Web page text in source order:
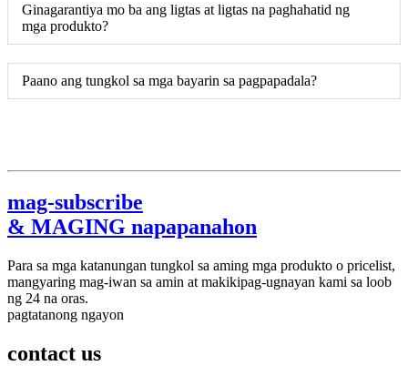
Ginagarantiya mo ba ang ligtas at ligtas na paghahatid ng
mga produkto?
Paano ang tungkol sa mga bayarin sa pagpapadala?
mag-subscribe
& MAGING napapanahon
Para sa mga katanungan tungkol sa aming mga produkto o pricelist,
mangyaring mag-iwan sa amin at makikipag-ugnayan kami sa loob
ng 24 na oras.
pagtatanong ngayon
contact us